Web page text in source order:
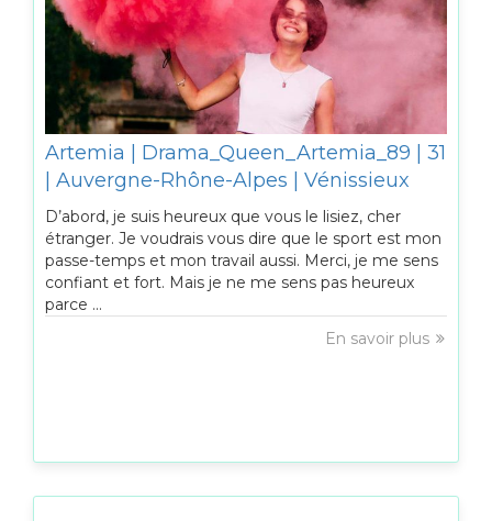
Artemia | Drama_Queen_Artemia_89 | 31
| Auvergne-Rhône-Alpes | Vénissieux
D’abord, je suis heureux que vous le lisiez, cher
étranger. Je voudrais vous dire que le sport est mon
passe-temps et mon travail aussi. Merci, je me sens
confiant et fort. Mais je ne me sens pas heureux
parce ...
En savoir plus